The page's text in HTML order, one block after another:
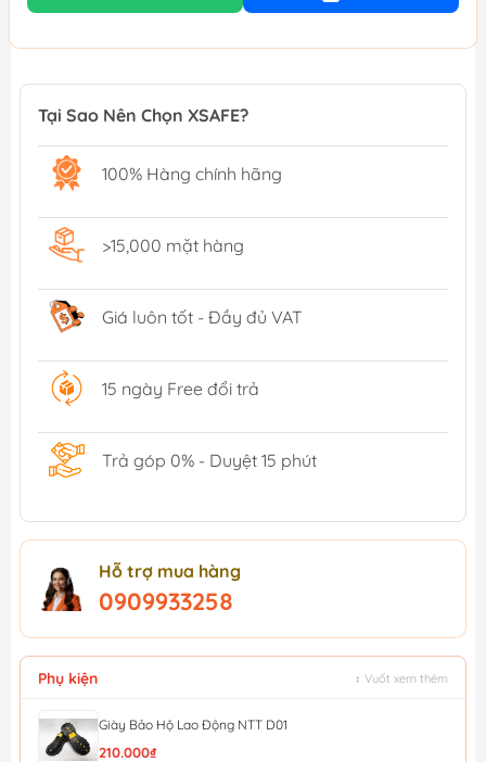
Tại Sao Nên Chọn XSAFE?
100% Hàng chính hãng
>15,000 mặt hàng
Giá luôn tốt - Đầy đủ VAT
15 ngày Free đổi trả
Trả góp 0% - Duyệt 15 phút
Hỗ trợ mua hàng
0909933258
Phụ kiện ↕ Vuốt xem thêm
Giày Bảo Hộ Lao Động NTT D01
210.000₫